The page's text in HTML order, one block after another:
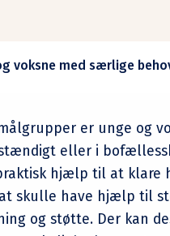
voksne med særlige
er unge og
eller i
hjælp til at klare
skulle have hjælp til
og støtte. Der kan